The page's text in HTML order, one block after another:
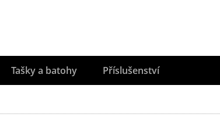
Tašky a batohy Příslušenství